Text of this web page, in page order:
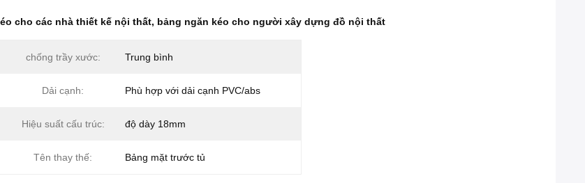
cho các nhà thiết kế nội thất, bảng ngăn kéo cho người xây dựng đồ nội thất
chống trầy xước: Trung bình
Dải cạnh: Phù hợp với dải cạnh PVC/abs
Hiệu suất cấu trúc: độ dày 18mm
Tên thay thế: Bảng mặt trước tủ